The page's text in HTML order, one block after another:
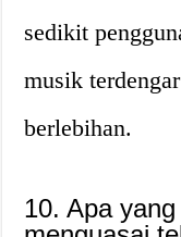
sedikit
musik
berlebihan.
10. Apa